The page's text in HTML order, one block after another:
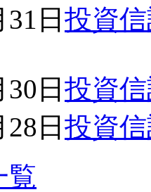
日 投資
日 投資
日 投資
覧